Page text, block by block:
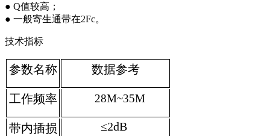
● Q值较高；
● 一般寄生通带在2Fc。
技术指标
参数名称 数据参考
工作频率 28M~35M
带内插损 ≤2dB